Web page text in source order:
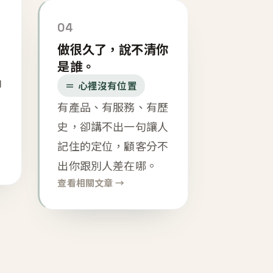
04
做很久了，說不清你
是誰。
＝ 心裡沒有位置
有產品、有服務、有歷
史，卻講不出一句讓人
記住的定位，顧客分不
出你跟別人差在哪。
查看相關文章 →